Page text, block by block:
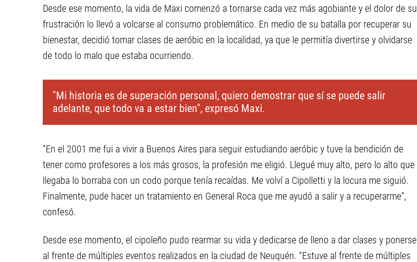
Desde ese momento, la vida de Maxi comenzó a tornarse cada vez más agobiante y el dolor de su
frustración lo llevó a volcarse al consumo problemático. En medio de su batalla por recuperar su
bienestar, decidió tomar clases de aeróbic en la localidad, ya que le permitía divertirse y olvidarse
de todo lo malo que estaba ocurriendo.
"Mi historia es de superación personal, quiero demostrar que sí se puede salir
adelante, que todo va a estar bien", expresó Maxi.
“En el 2001 me fui a vivir a Buenos Aires para seguir estudiando aeróbic y tuve la bendición de
tener como profesores a los más grosos, la profesión me eligió. Llegué muy alto, pero lo alto que
llegaba lo borraba con un codo porque tenía recaídas. Me volví a Cipolletti y la locura me siguió.
Finalmente, pude hacer un tratamiento en General Roca que me ayudó a salir y a recuperarme”,
confesó.
Desde ese momento, el cipoleño pudo rearmar su vida y dedicarse de lleno a dar clases y ponerse
al frente de múltiples eventos realizados en la ciudad de Neuquén. “Estuve al frente de múltiples